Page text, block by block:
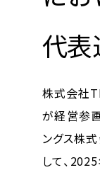
代表
株式会社
が経営参
ングス株
して、